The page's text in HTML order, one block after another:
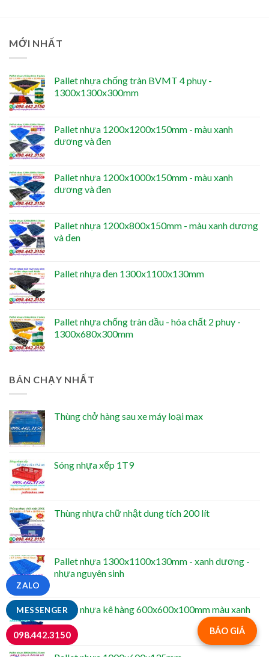
MỚI NHẤT
Pallet nhựa chống tràn BVMT 4 phuy -
1300x1300x300mm
Pallet nhựa 1200x1200x150mm - màu xanh
dương và đen
Pallet nhựa 1200x1000x150mm - màu xanh
dương và đen
Pallet nhựa 1200x800x150mm - màu xanh dương
và đen
Pallet nhựa đen 1300x1100x130mm
Pallet nhựa chống tràn dầu - hóa chất 2 phuy -
1300x680x300mm
BÁN CHẠY NHẤT
Thùng chở hàng sau xe máy loại max
Sóng nhựa xếp 1T9
Thùng nhựa chữ nhật dung tích 200 lít
Pallet nhựa 1300x1100x130mm - xanh dương -
nhựa nguyên sinh
Pallet nhựa kê hàng 600x600x100mm màu xanh
BÁO GIÁ
MESSENGER
ZALO
098.442.3150